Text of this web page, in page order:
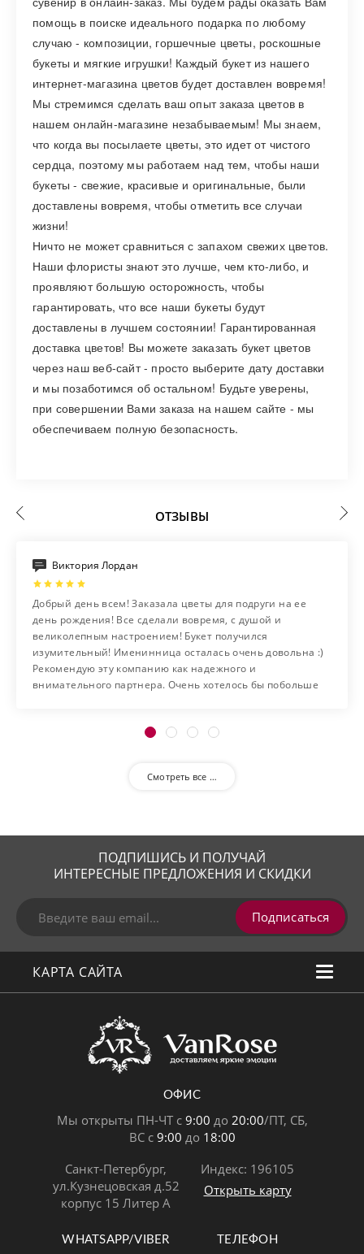
помощь в поиске идеального подарка по любому
случаю - композиции, горшечные цветы, роскошные
букеты и мягкие игрушки! Каждый букет из нашего
интернет-магазина цветов будет доставлен вовремя!
Мы стремимся сделать ваш опыт заказа цветов в
нашем онлайн-магазине незабываемым! Мы знаем,
что когда вы посылаете цветы, это идет от чистого
сердца, поэтому мы работаем над тем, чтобы наши
букеты - свежие, красивые и оригинальные, были
доставлены вовремя, чтобы отметить все случаи
жизни!
Ничто не может сравниться с запахом свежих цветов.
Наши флористы знают это лучше, чем кто-либо, и
проявляют большую осторожность, чтобы
гарантировать, что все наши букеты будут
доставлены в лучшем состоянии! Гарантированная
доставка цветов! Вы можете заказать букет цветов
через наш веб-сайт - просто выберите дату доставки
и мы позаботимся об остальном! Будьте уверены,
при совершении Вами заказа на нашем сайте - мы
обеспечиваем полную безопасность.
ОТЗЫВЫ
Виктория Лордан
Добрый день всем! Заказала цветы для подруги на ее
день рождения! Все сделали вовремя, с душой и
великолепным настроением! Букет получился
изумительный! Именинница осталась очень довольна :)
Рекомендую эту компанию как надежного и
внимательного партнера. Очень хотелось бы побольше
Смотреть все …
ПОДПИШИСЬ И ПОЛУЧАЙ
ИНТЕРЕСНЫЕ ПРЕДЛОЖЕНИЯ И СКИДКИ
Подписаться
КАРТА САЙТА
ОФИС
Мы открыты ПН-ЧТ с 9:00 до 20:00/ПТ, СБ,
ВС с 9:00 до 18:00
Санкт-Петербург,
ул.Кузнецовская д.52
корпус 15 Литер А
Индекс: 196105
Открыть карту
WHATSAPP/VIBER ТЕЛЕФОН